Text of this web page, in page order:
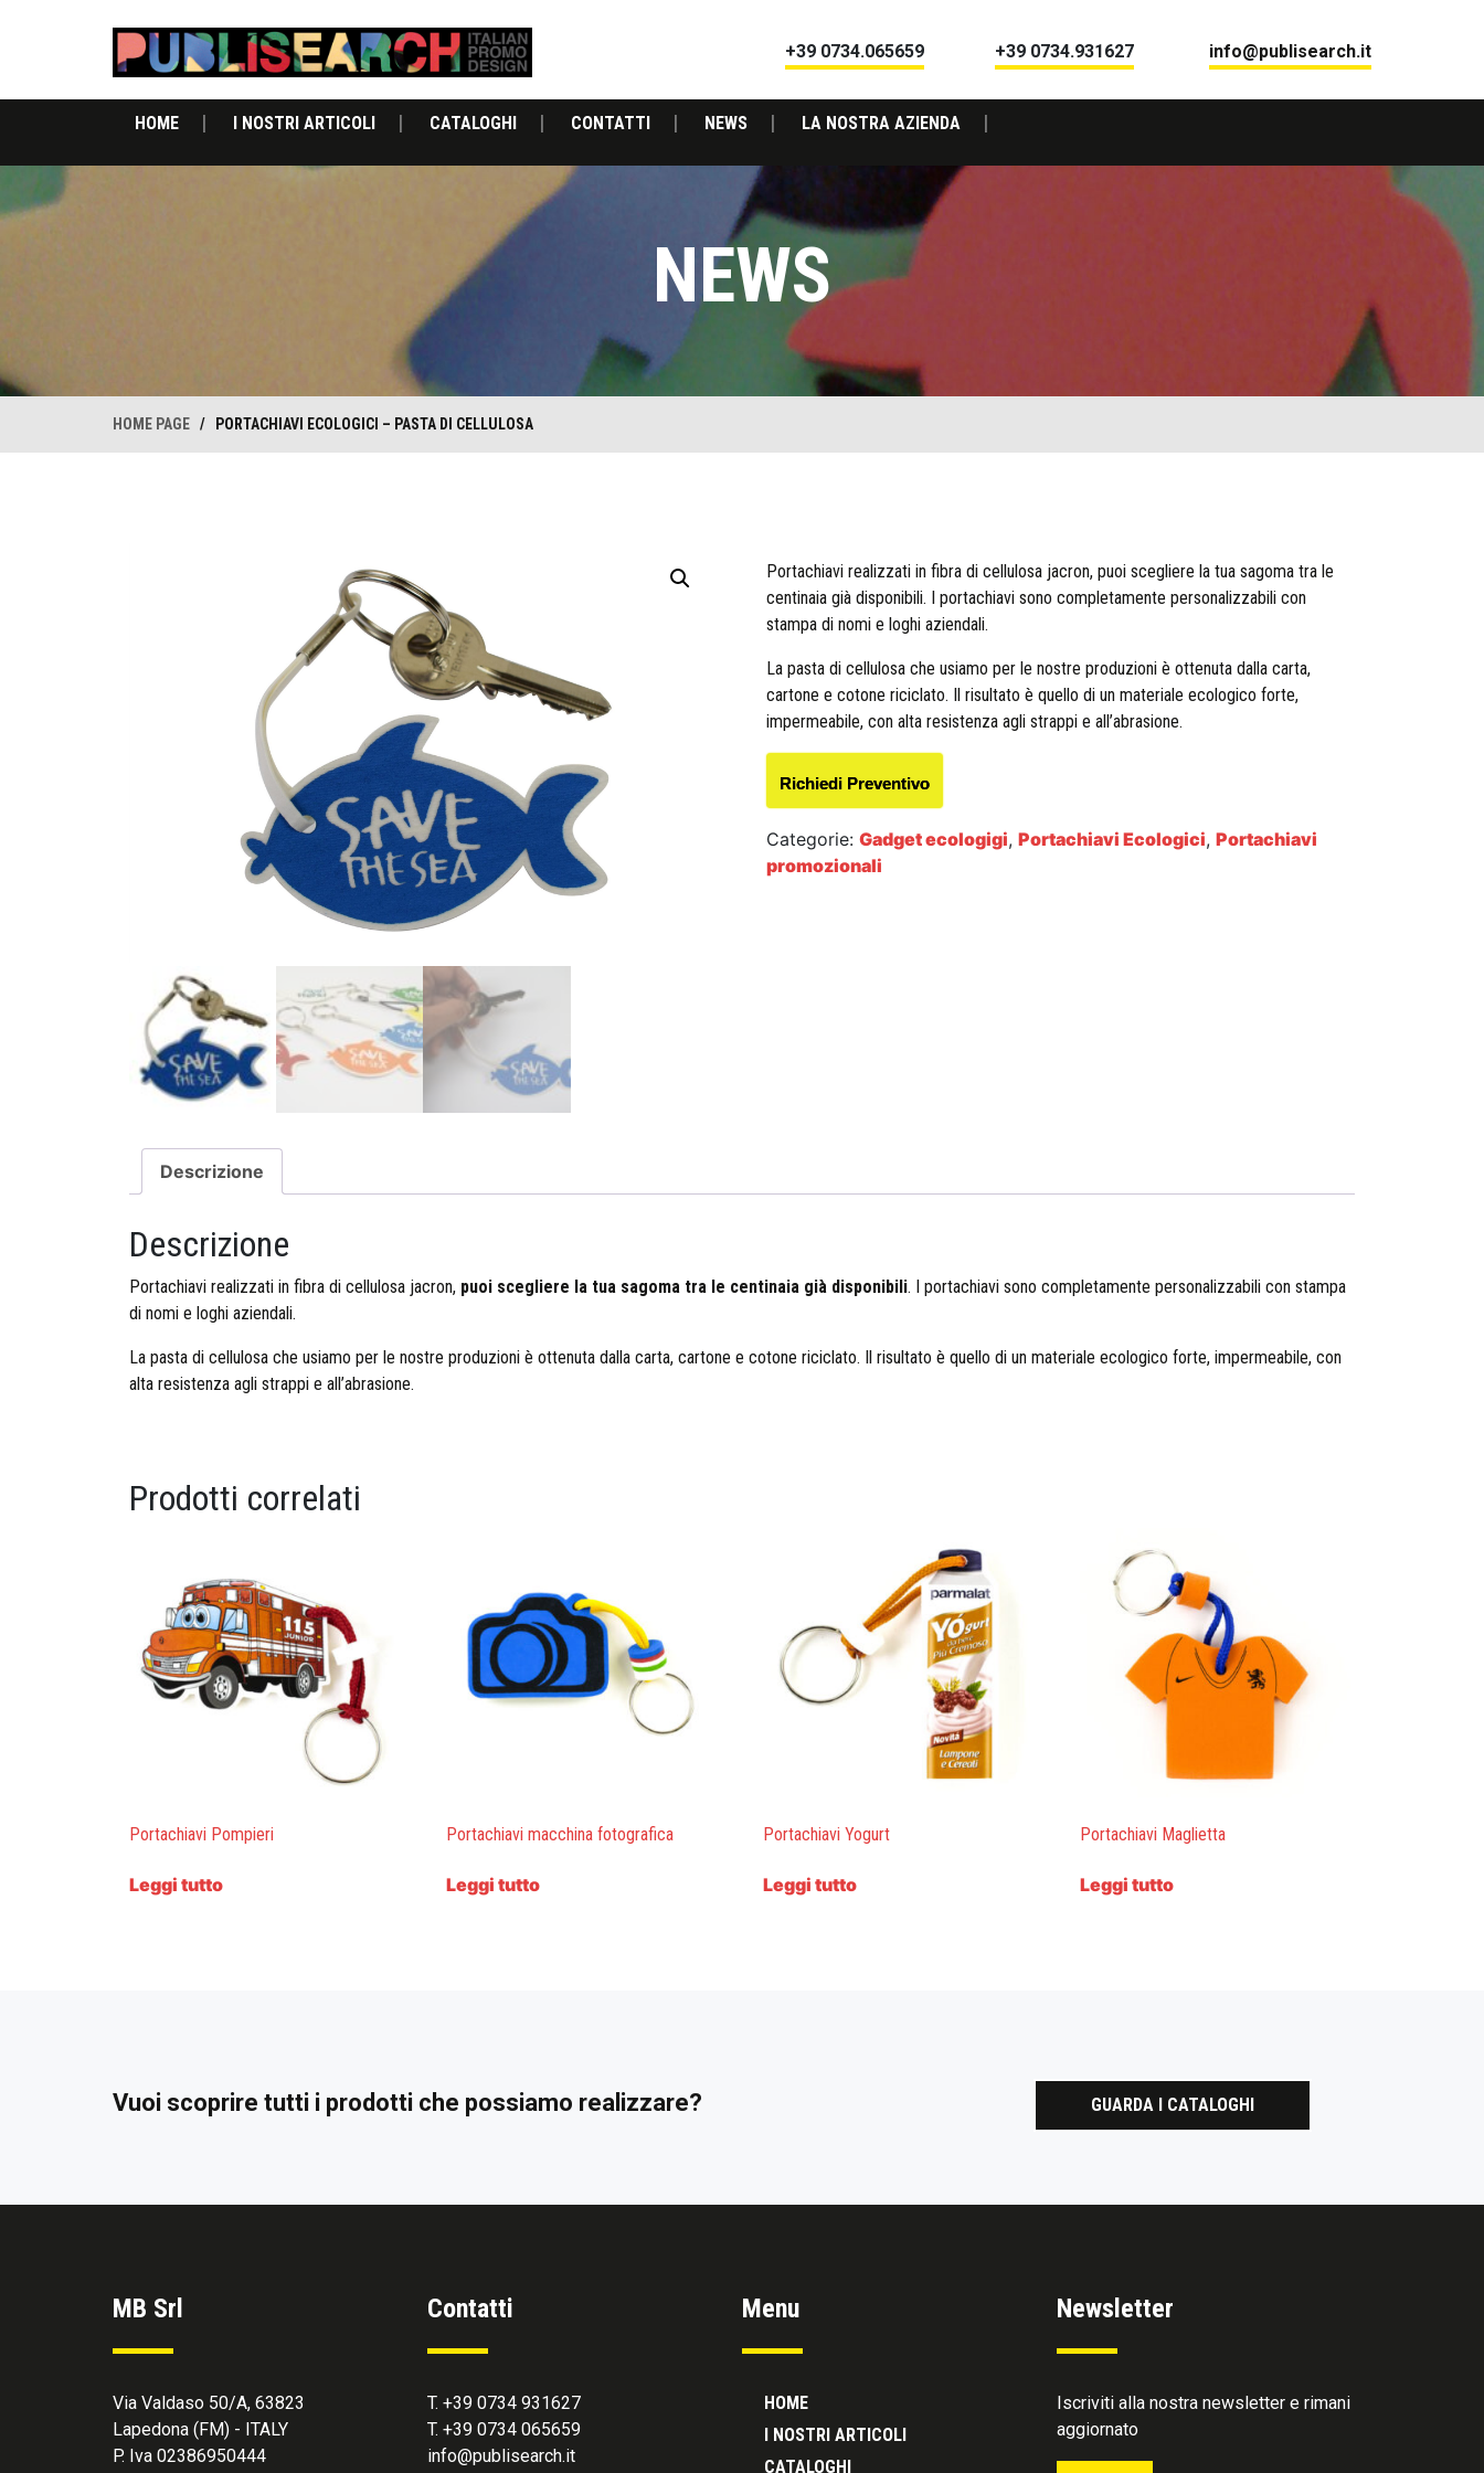
+39 0734.065659 +39 0734.931627 info@publisearch.it
HOME I NOSTRI ARTICOLI CATALOGHI CONTATTI NEWS LA NOSTRA AZIENDA
NEWS
HOME PAGE / PORTACHIAVI ECOLOGICI – PASTA DI CELLULOSA
Portachiavi realizzati in fibra di cellulosa jacron, puoi scegliere la tua sagoma tra le
centinaia già disponibili. I portachiavi sono completamente personalizzabili con
stampa di nomi e loghi aziendali.
La pasta di cellulosa che usiamo per le nostre produzioni è ottenuta dalla carta,
cartone e cotone riciclato. Il risultato è quello di un materiale ecologico forte,
impermeabile, con alta resistenza agli strappi e all’abrasione.
Richiedi Preventivo
Categorie:Gadget ecologigi,Portachiavi Ecologici,Portachiavi
promozionali
Descrizione
Descrizione
Portachiavi realizzati in fibra di cellulosa jacron, puoi scegliere la tua sagoma tra le centinaia già disponibili. I portachiavi sono completamente personalizzabili con stampa
di nomi e loghi aziendali.
La pasta di cellulosa che usiamo per le nostre produzioni è ottenuta dalla carta, cartone e cotone riciclato. Il risultato è quello di un materiale ecologico forte, impermeabile, con
alta resistenza agli strappi e all’abrasione.
Prodotti correlati
Portachiavi Pompieri
Leggi tutto
Portachiavi macchina fotografica
Leggi tutto
Portachiavi Yogurt
Leggi tutto
Portachiavi Maglietta
Leggi tutto
Vuoi scoprire tutti i prodotti che possiamo realizzare? GUARDA I CATALOGHI
MB Srl
Via Valdaso 50/A, 63823
Lapedona (FM) - ITALY
P. Iva 02386950444
Contatti
T. +39 0734 931627
T. +39 0734 065659
info@publisearch.it
Menu
HOME
I NOSTRI ARTICOLI
CATALOGHI
Newsletter
Iscriviti alla nostra newsletter e rimani
aggiornato